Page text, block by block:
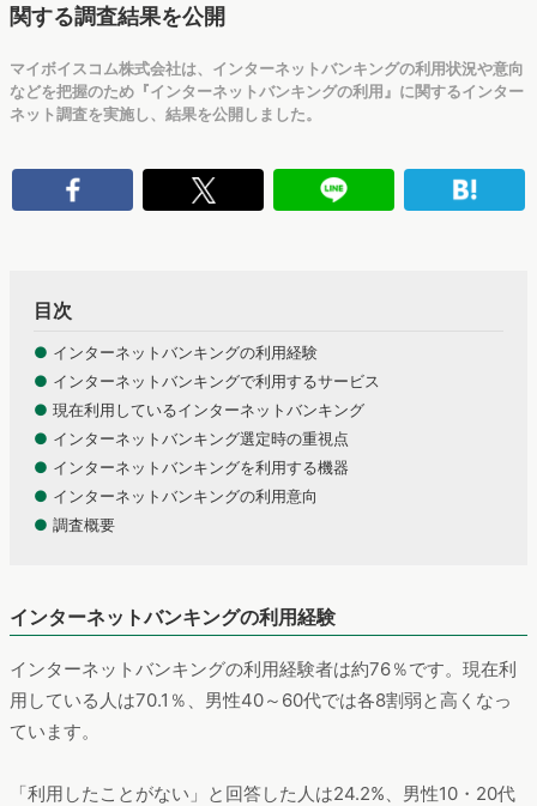
関する調査結果を公開
マイボイスコム株式会社は、インターネットバンキングの利用状況や意向
などを把握のため『インターネットバンキングの利用』に関するインター
ネット調査を実施し、結果を公開しました。
目次
● インターネットバンキングの利用経験
● インターネットバンキングで利用するサービス
● 現在利用しているインターネットバンキング
● インターネットバンキング選定時の重視点
● インターネットバンキングを利用する機器
● インターネットバンキングの利用意向
● 調査概要
インターネットバンキングの利用経験
インターネットバンキングの利用経験者は約76％です。現在利
用している人は70.1％、男性40～60代では各8割弱と高くなっ
ています。
「利用したことがない」と回答した人は24.2%、男性10・20代